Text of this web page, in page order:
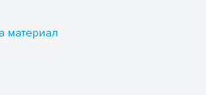
материал